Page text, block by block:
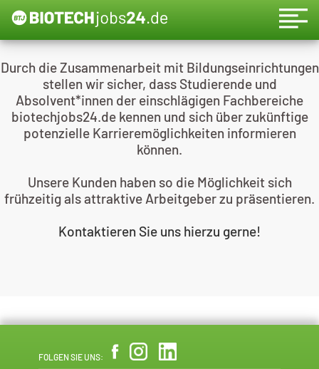
BILDUNG
Durch die Zusammenarbeit mit Bildungseinrichtungen
stellen wir sicher, dass Studierende und
Absolvent*innen der einschlägigen Fachbereiche
biotechjobs24.de kennen und sich über zukünftige
potenzielle Karrieremöglichkeiten informieren
können.
Unsere Kunden haben so die Möglichkeit sich
frühzeitig als attraktive Arbeitgeber zu präsentieren.
Kontaktieren Sie uns hierzu gerne!
FOLGEN SIE UNS: